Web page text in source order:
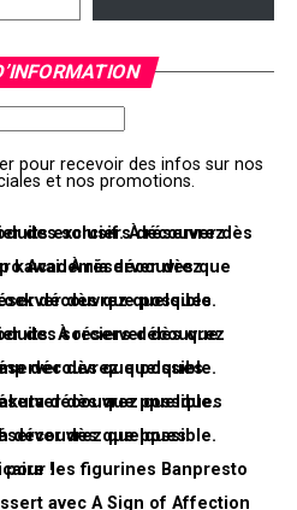
pour recevoir des infos sur nos
et nos promotions.